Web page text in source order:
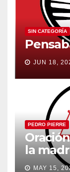
SIN CATEGORÍA
JUN 18,
PEDRO PIERRE
la
MAY 15,